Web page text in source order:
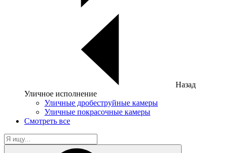
Назад
Уличное исполнение
Уличные дробеструйные камеры
Уличные покрасочные камеры
Смотреть все